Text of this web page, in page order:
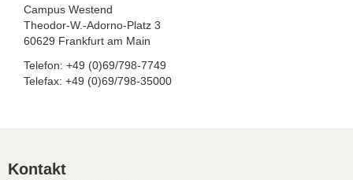
Campus Westend
Theodor-W.-Adorno-Platz 3
60629 Frankfurt am Main
Telefon: +49 (0)69/798-7749
Telefax: +49 (0)69/798-35000
Kontakt